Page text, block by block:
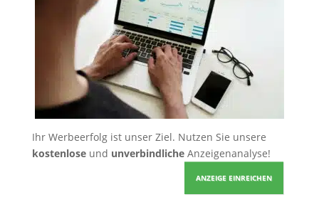
Ihr Werbeerfolg ist unser Ziel. Nutzen Sie unsere
kostenloseund unverbindlicheAnzeigenanalyse!
ANZEIGE EINREICHEN